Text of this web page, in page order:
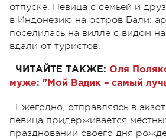
отпуске. Певица с семьей и
в Индонезию на остров Бали:
поселилась на вилле с видом
вдали от туристов.
ЧИТАЙТЕ ТАКЖЕ: Оля
муже: "Мой Вадик – самый
Ежегодно, отправляясь в
певица придерживается
праздновании своего дня